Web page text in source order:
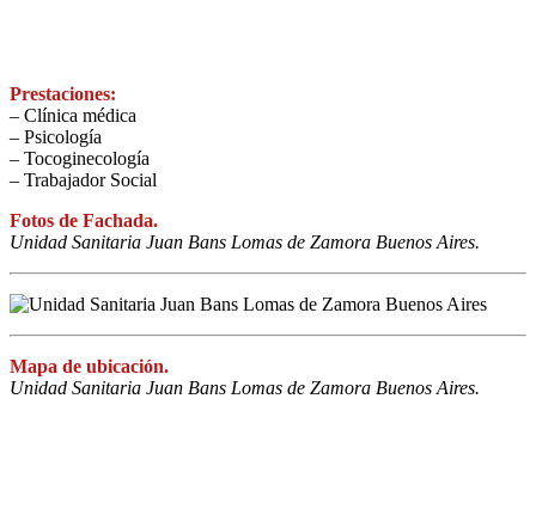
Prestaciones:
– Clínica médica
– Psicología
– Tocoginecología
– Trabajador Social
Fotos de Fachada.
Unidad Sanitaria Juan Bans Lomas de Zamora Buenos Aires.
Mapa de ubicación.
Unidad Sanitaria Juan Bans Lomas de Zamora Buenos Aires.